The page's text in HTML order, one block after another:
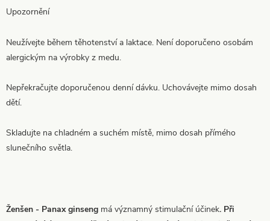
Upozornění
Neužívejte během těhotenství a laktace. Není doporučeno osobám
alergickým na výrobky z medu.
Nepřekračujte doporučenou denní dávku. Uchovávejte mimo dosah
dětí.
Skladujte na chladném a suchém místě, mimo dosah přímého
slunečního světla.
Ženšen - Panax ginseng má významný stimulační účinek. Při